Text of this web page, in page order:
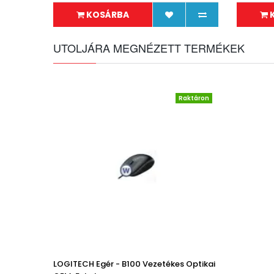
KOSÁRBA
UTOLJÁRA MEGNÉZETT TERMÉKEK
Raktáron
LOGITECH Egér - B100 Vezetékes Optikai